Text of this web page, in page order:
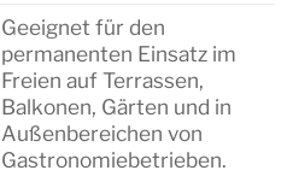
Geeignet für den
permanenten Einsatz im
Freien auf Terrassen,
Balkonen, Gärten und in
Außenbereichen von
Gastronomiebetrieben.